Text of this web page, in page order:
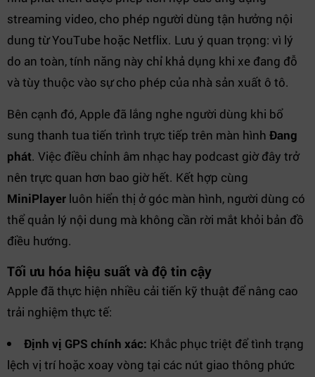
streaming video, cho phép người dùng tận hưởng nội
dung từ YouTube hoặc Netflix. Lưu ý quan trọng: vì lý
do an toàn, tính năng này chỉ khả dụng khi xe đang đỗ
và tùy thuộc vào sự cho phép của nhà sản xuất ô tô.
Bên cạnh đó, Apple đã lắng nghe người dùng khi bổ
sung thanh tua tiến trình trực tiếp trên màn hình Đang
phát. Việc điều chỉnh âm nhạc hay podcast giờ đây trở
nên trực quan hơn bao giờ hết. Kết hợp cùng
MiniPlayer luôn hiển thị ở góc màn hình, người dùng có
thể quản lý nội dung mà không cần rời mắt khỏi bản đồ
điều hướng.
Tối ưu hóa hiệu suất và độ tin cậy
Apple đã thực hiện nhiều cải tiến kỹ thuật để nâng cao
trải nghiệm thực tế:
Định vị GPS chính xác: Khắc phục triệt để tình trạng
lệch vị trí hoặc xoay vòng tại các nút giao thông phức